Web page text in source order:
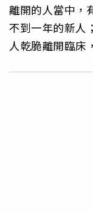
離開的人當中，
不到一年的新人
人乾脆離開臨床